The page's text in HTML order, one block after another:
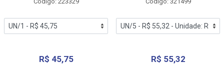
R$ 45,75 R$ 55,32